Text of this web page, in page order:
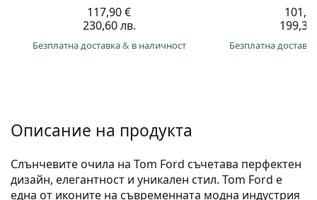
117,90 €
230,60 лв.
Безплатна доставка& в наличност Безплатна
Описание на продукта
Слънчевите очила на Tom Ford съчетава перфектен
дизайн, елегантност и уникален стил. Tom Ford е
една от иконите на съвременната модна индустрия